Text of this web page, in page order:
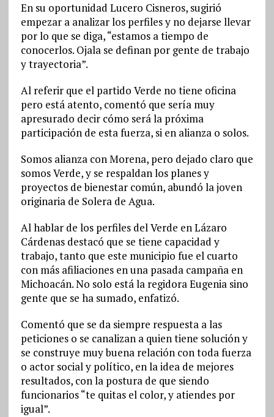
En su oportunidad Lucero Cisneros, sugirió
empezar a analizar los perfiles y no dejarse llevar
por lo que se diga, “estamos a tiempo de
conocerlos. Ojala se definan por gente de trabajo
y trayectoria”.
Al referir que el partido Verde no tiene oficina
pero está atento, comentó que sería muy
apresurado decir cómo será la próxima
participación de esta fuerza, si en alianza o solos.
Somos alianza con Morena, pero dejado claro que
somos Verde, y se respaldan los planes y
proyectos de bienestar común, abundó la joven
originaria de Solera de Agua.
Al hablar de los perfiles del Verde en Lázaro
Cárdenas destacó que se tiene capacidad y
trabajo, tanto que este municipio fue el cuarto
con más afiliaciones en una pasada campaña en
Michoacán. No solo está la regidora Eugenia sino
gente que se ha sumado, enfatizó.
Comentó que se da siempre respuesta a las
peticiones o se canalizan a quien tiene solución y
se construye muy buena relación con toda fuerza
o actor social y político, en la idea de mejores
resultados, con la postura de que siendo
funcionarios “te quitas el color, y atiendes por
igual”.